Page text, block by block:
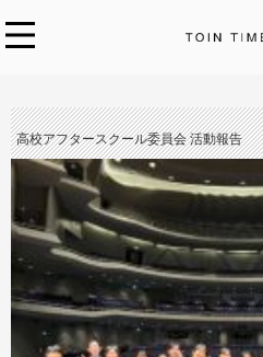
高校アフタースクール委員会 活動報告